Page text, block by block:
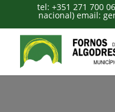
tel: +351 271 700
nacional) email: